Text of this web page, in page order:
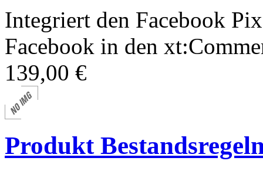
Integriert den Facebook
Facebook in den
139,00 €
Produkt